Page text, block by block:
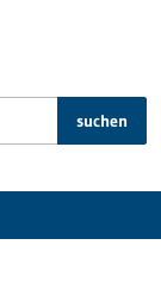
suchen